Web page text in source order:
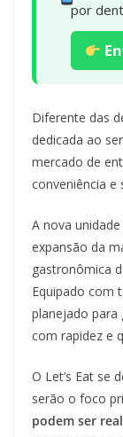
por
Diferente das
dedicada ao
mercado de
conveniência e
A nova
expansão da
gastronômica
Equipado com
planejado para
com rapidez e
O Let’s Eat se
serão o foco
podem ser